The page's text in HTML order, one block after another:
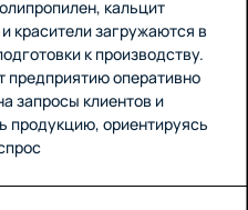
кальцит
красители загружаются в
к производству.
предприятию оперативно
запросы клиентов и
продукцию, ориентируясь